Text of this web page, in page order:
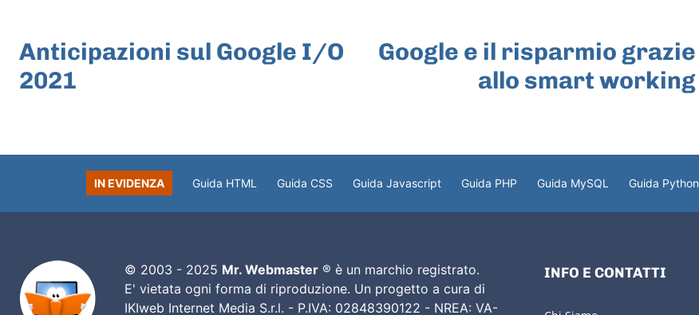
Anticipazioni sul Google I/O
2021
Google e il risparmio grazie
allo smart working
IN EVIDENZA Guida HTML Guida CSS Guida Javascript Guida PHP Guida MySQL Guida Python
© 2003 - 2025 Mr. Webmaster® è un marchio registrato.
E' vietata ogni forma di riproduzione. Un progetto a cura di
IKIweb Internet Media S.r.l. - P.IVA: 02848390122 - NREA: VA-
INFO E CONTATTI